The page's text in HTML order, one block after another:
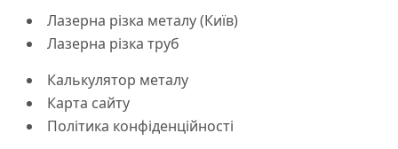
Лазерна різка металу (Київ)
Лазерна різка труб
Калькулятор металу
Карта сайту
Політика конфіденційності